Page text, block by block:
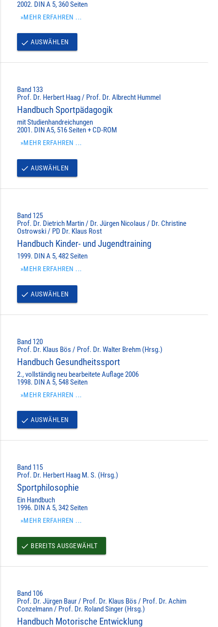
2002. DIN A 5, 360 Seiten
»MEHR ERFAHREN ...
done AUSWÄHLEN
Band 133
Prof. Dr. Herbert Haag / Prof. Dr. Albrecht Hummel
Handbuch Sportpädagogik
mit Studienhandreichungen
2001. DIN A5, 516 Seiten + CD-ROM
»MEHR ERFAHREN ...
done AUSWÄHLEN
Band 125
Prof. Dr. Dietrich Martin / Dr. Jürgen Nicolaus / Dr. Christine
Ostrowski / PD Dr. Klaus Rost
Handbuch Kinder- und Jugendtraining
1999. DIN A 5, 482 Seiten
»MEHR ERFAHREN ...
done AUSWÄHLEN
Band 120
Prof. Dr. Klaus Bös / Prof. Dr. Walter Brehm (Hrsg.)
Handbuch Gesundheitssport
2., vollständig neu bearbeitete Auflage 2006
1998. DIN A 5, 548 Seiten
»MEHR ERFAHREN ...
done AUSWÄHLEN
Band 115
Prof. Dr. Herbert Haag M. S. (Hrsg.)
Sportphilosophie
Ein Handbuch
1996. DIN A 5, 342 Seiten
»MEHR ERFAHREN ...
done BEREITS AUSGEWÄHLT
Band 106
Prof. Dr. Jürgen Baur / Prof. Dr. Klaus Bös / Prof. Dr. Achim
Conzelmann / Prof. Dr. Roland Singer (Hrsg.)
Handbuch Motorische Entwicklung